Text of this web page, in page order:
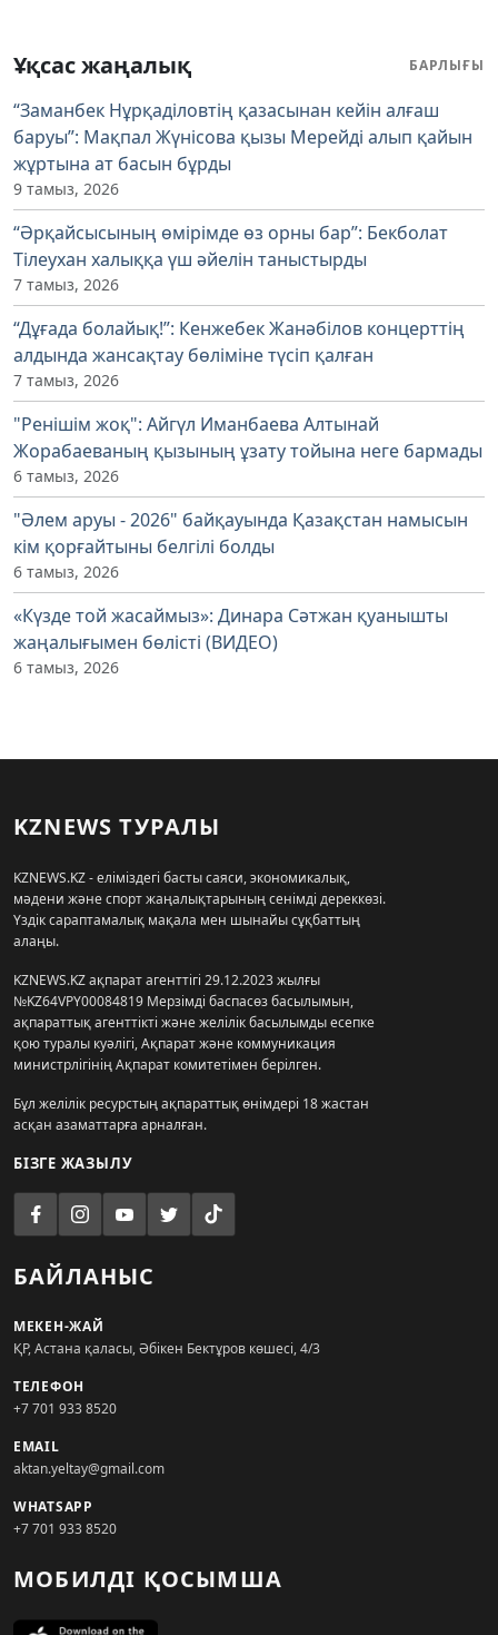
Ұқсас жаңалық БАРЛЫҒЫ
“Заманбек Нұрқаділовтің қазасынан кейін алғаш
баруы”: Мақпал Жүнісова қызы Мерейді алып қайын
жұртына ат басын бұрды
9 тамыз, 2026
“Әрқайсысының өмірімде өз орны бар”: Бекболат
Тілеухан халыққа үш әйелін таныстырды
7 тамыз, 2026
“Дұғада болайық!”: Кенжебек Жанәбілов концерттің
алдында жансақтау бөліміне түсіп қалған
7 тамыз, 2026
"Ренішім жоқ": Айгүл Иманбаева Алтынай
Жорабаеваның қызының ұзату тойына неге бармады
6 тамыз, 2026
"Әлем аруы - 2026" байқауында Қазақстан намысын
кім қорғайтыны белгілі болды
6 тамыз, 2026
«Күзде той жасаймыз»: Динара Сәтжан қуанышты
жаңалығымен бөлісті (ВИДЕО)
6 тамыз, 2026
KZNEWS ТУРАЛЫ
KZNEWS.KZ - еліміздегі басты саяси, экономикалық,
мәдени және спорт жаңалықтарының сенімді дереккөзі.
Үздік сараптамалық мақала мен шынайы сұқбаттың
алаңы.
KZNEWS.KZ ақпарат агенттігі 29.12.2023 жылғы
№KZ64VPY00084819 Мерзімді баспасөз басылымын,
ақпараттық агенттікті және желілік басылымды есепке
қою туралы куәлігі, Ақпарат және коммуникация
министрлігінің Ақпарат комитетімен берілген.
Бұл желілік ресурстың ақпараттық өнімдері 18 жастан
асқан азаматтарға арналған.
БІЗГЕ ЖАЗЫЛУ
БАЙЛАНЫС
МЕКЕН-ЖАЙ
ҚР, Астана қаласы, Әбікен Бектұров көшесі, 4/3
ТЕЛЕФОН
+7 701 933 8520
EMAIL
aktan.yeltay@gmail.com
WHATSAPP
+7 701 933 8520
МОБИЛДІ ҚОСЫМША